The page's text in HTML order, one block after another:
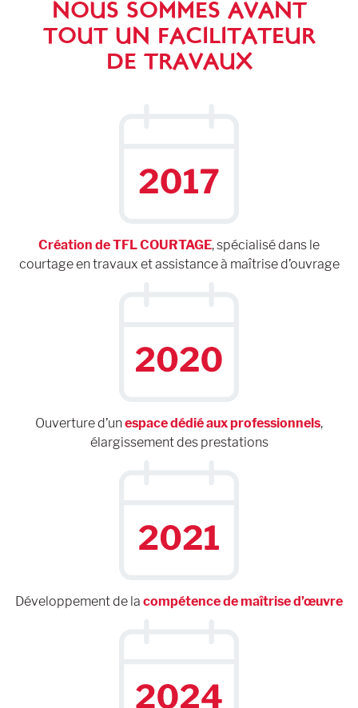
NOUS SOMMES AVANT
TOUT UN FACILITATEUR
DE TRAVAUX
Création de TFL COURTAGE, spécialisé dans le
courtage en travaux et assistance à maîtrise d’ouvrage
Ouverture d’un espace dédié aux professionnels,
élargissement des prestations
Développement de la compétence de maîtrise d’œuvre